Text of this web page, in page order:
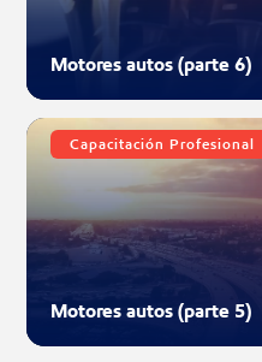
Motores autos (parte 6)
Capacitación Profesional
Motores autos (parte 5)